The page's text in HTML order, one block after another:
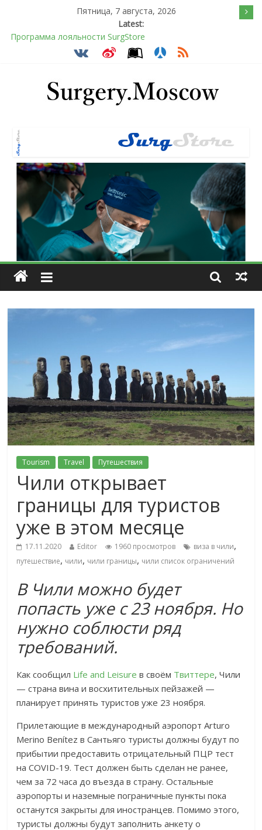
Пятница, 7 августа, 2026
Latest:
Программа лояльности SurgStore
Подсознательное желанием быть отверженным и
Барбированные нити в хирургии: принцип работы и
преимущества технологии
Tourism Travel Путешествия
Чили открывает
границы для туристов
уже в этом месяце
17.11.2020 Editor 1960 просмотров виза в чили,
путешествие, чили, чили границы, чили список ограничений
В Чили можно будет
попасть уже с 23 ноября. Но
нужно соблюсти ряд
требований.
Как сообщил Life and Leisure в своём Твиттере, Чили
— страна вина и восхитительных пейзажей —
планирует принять туристов уже 23 ноября.
Прилетающие в международный аэропорт Arturo
Merino Benítez в Сантьяго туристы должны будут по
прибытии предоставить отрицательный ПЦР тест
на COVID-19. Тест должен быть сделан не ранее,
чем за 72 часа до въезда в страну. Остальные
аэропорты и наземные пограничные пункты пока
останутся закрыты для иностранцев. Помимо этого,
туристы должны будут заполнить анкету о